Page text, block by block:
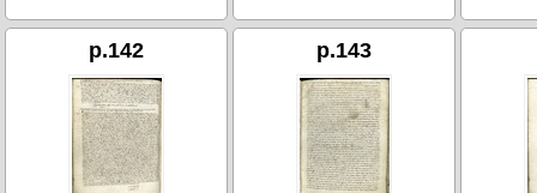
p.142 p.143